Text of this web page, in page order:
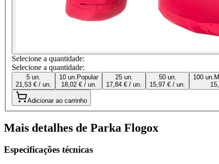
Selecione a quantidade:
Selecione a quantidade:
5 un.
21,53 € / un.
10 un. Popular
18,02 € / un.
25 un.
17,84 € / un.
50 un.
15,97 € / un.
100 un.
Adicionar ao carrinho
Mais detalhes de Parka Flogox
Especificações técnicas